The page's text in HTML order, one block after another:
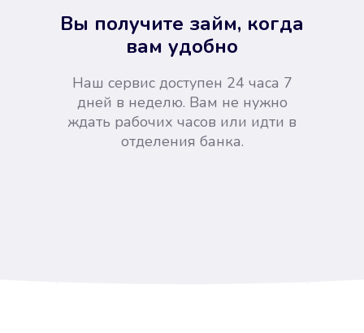
Вы получите займ, когда
вам удобно
Наш сервис доступен 24 часа 7
дней в неделю. Вам не нужно
ждать рабочих часов или идти в
отделения банка.